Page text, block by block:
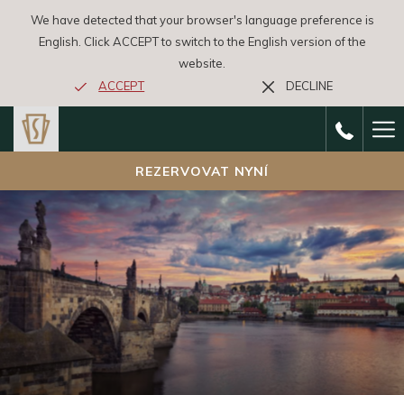
We have detected that your browser's language preference is
English. Click ACCEPT to switch to the English version of the
website.
ACCEPT
DECLINE
REZERVOVAT NYNÍ